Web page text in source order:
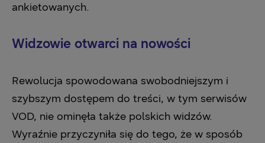
ankietowanych.
Widzowie otwarci na nowości
Rewolucja spowodowana swobodniejszym i
szybszym dostępem do treści, w tym serwisów
VOD, nie ominęła także polskich widzów.
Wyraźnie przyczyniła się do tego, że w sposób